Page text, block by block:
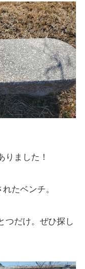
りました！
たベンチ。
つだけ。ぜひ探し